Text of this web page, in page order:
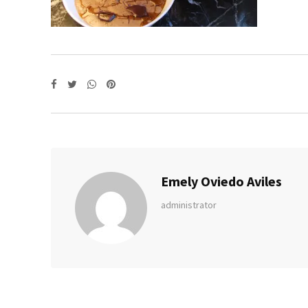
Whatsapp
Pinterest
Emely Oviedo Aviles
administrator